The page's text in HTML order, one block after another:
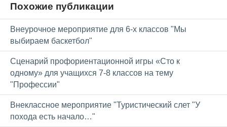
Похожие публикации
Внеурочное мероприятие для 6-х классов "Мы
выбираем баскетбол"
Сценарий профориентационной игры «Сто к
одному» для учащихся 7-8 классов на тему
"Профессии"
Внеклассное мероприятие "Туристический слет "У
похода есть начало…"